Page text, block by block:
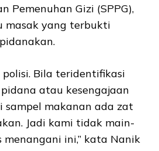
Pemenuhan Gizi (SPPG),
masak yang terbukti
Bila teridentifikasi
atau kesengajaan
sampel makanan ada zat
Jadi kami tidak main-
menangani ini,” kata Nanik